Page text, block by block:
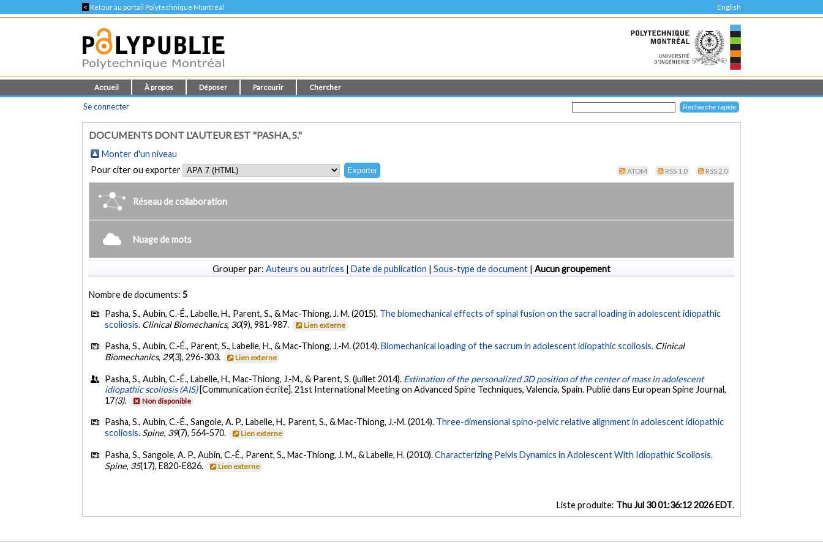
< Retour au portail Polytechnique Montréal English
Accueil À propos Déposer Parcourir Chercher
Se connecter
DOCUMENTS DONT L'AUTEUR EST "PASHA, S."
Monter d'un niveau
Pour citer ou exporter
ATOM RSS 1.0 RSS 2.0
Réseau de collaboration
Nuage de mots
Grouper par: Auteurs ou autrices | Date de publication | Sous-type de document | Aucun groupement
Nombre de documents:5
Pasha, S., Aubin, C.-É., Labelle, H., Parent, S., & Mac-Thiong, J. M. (2015). The biomechanical effects of spinal fusion on the sacral loading in adolescent idiopathic
scoliosis. Clinical Biomechanics, 30(9), 981-987. Lien externe
Pasha, S., Aubin, C.-É., Parent, S., Labelle, H., & Mac-Thiong, J.-M. (2014).Biomechanical loading of the sacrum in adolescent idiopathic scoliosis. Clinical
Biomechanics, 29(3), 296-303. Lien externe
Pasha, S., Aubin, C.-É., Labelle, H., Mac-Thiong, J.-M., & Parent, S. (juillet 2014). Estimation of the personalized 3D position of the center of mass in adolescent
idiopathic scoliosis (AIS) [Communication écrite]. 21st International Meeting on Advanced Spine Techniques, Valencia, Spain. Publié dans European Spine Journal,
17(3). Non disponible
Pasha, S., Aubin, C.-É., Sangole, A. P., Labelle, H., Parent, S., & Mac-Thiong, J.-M. (2014). Three-dimensional spino-pelvic relative alignment in adolescent idiopathic
scoliosis. Spine, 39(7), 564-570. Lien externe
Pasha, S., Sangole, A. P., Aubin, C.-É., Parent, S., Mac-Thiong, J. M., & Labelle, H. (2010).Characterizing Pelvis Dynamics in Adolescent With Idiopathic Scoliosis.
Spine, 35(17), E820-E826. Lien externe
Liste produite: Thu Jul 30 01:36:12 2026 EDT.